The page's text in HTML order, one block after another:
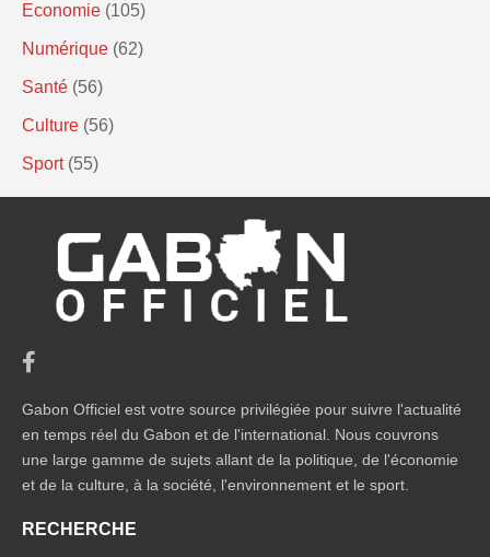
Economie (105)
Numérique (62)
Santé (56)
Culture (56)
Sport (55)
Gabon Officiel est votre source privilégiée pour suivre l'actualité
en temps réel du Gabon et de l'international. Nous couvrons
une large gamme de sujets allant de la politique, de l'économie
et de la culture, à la société, l'environnement et le sport.
RECHERCHE